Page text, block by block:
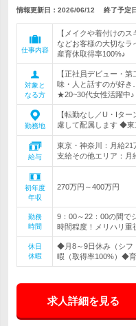
情報更新日：2026/06/12 終了予定
仕事内容
【メイクや着付けの
などお客様の大切な
産育休取得率100%♪
対象と
なる方
【正社員デビュー・
味・人と話すのが好
★20~30代女性活躍中♪
勤務地
【転勤なし／U・Iタ
慮して配属します ◆東
給与
東京・神奈川：月給
支給その他エリア：月
初年度
年収
270万円～400万円
勤務
時間
9：00～22：00の間で
時間程度！メリハリ重
休日
休暇
◆月8～9日休み（シ
暇（取得率100%）◆
求人詳細を見る